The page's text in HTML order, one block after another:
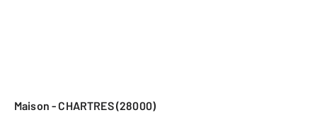
Maison - CHARTRES (28000)